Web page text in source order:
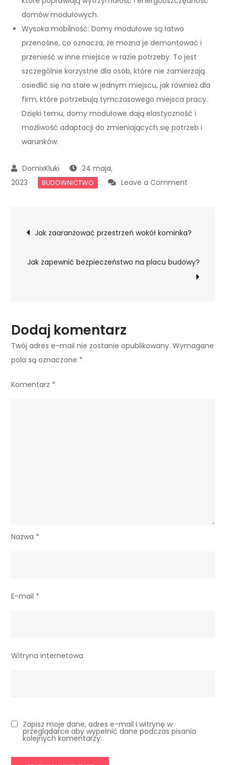
domów modułowych.
Wysoka mobilność: Domy modułowe są łatwo
przenośne, co oznacza, że można je demontować i
przenieść w inne miejsce w razie potrzeby. To jest
szczególnie korzystne dla osób, które nie zamierzają
osiedlić się na stałe w jednym miejscu, jak również dla
firm, które potrzebują tymczasowego miejsca pracy.
Dzięki temu, domy modułowe dają elastyczność i
możliwość adaptacji do zmieniających się potrzeb i
warunków.
24 maja,
2023
BUDOWNICTWO Leave a Comment
czym
i
jakie
Nawigacja
wpisu
Jak zaaranżować przestrzeń wokół kominka?
Jak zapewnić bezpieczeństwo na placu budowy?
Dodaj komentarz
Twój adres e-mail nie zostanie opublikowany. Wymagane
pola są oznaczone *
Komentarz *
Nazwa *
E-mail *
Witryna internetowa
Zapisz moje dane, adres e-mail i witrynę w
przeglądarce aby wypełnić dane podczas pisania
kolejnych komentarzy.